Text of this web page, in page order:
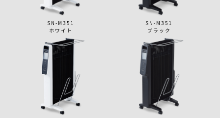
SN-M351
ホワイト
SN-M351
ブラック